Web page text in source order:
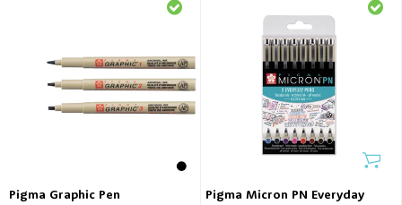
Pigma Graphic Pen Pigma Micron PN Everyday